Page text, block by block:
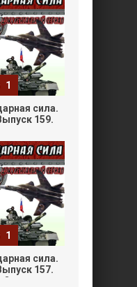
1
сила.
159.
1
сила.
157.
Охота на